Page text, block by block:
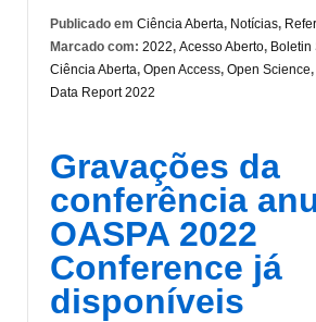
Publicado em Ciência Aberta, Notícias,
Marcado com: 2022, Acesso Aberto, Boletin
Ciência Aberta, Open Access, Open Science,
Data Report 2022
Gravações da
conferência
OASPA 2022
Conference já
disponíveis